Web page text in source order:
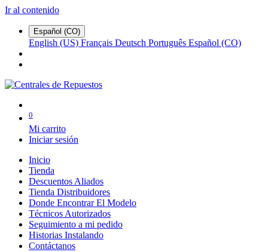
Ir al contenido
Español (CO)
English (US) Français Deutsch Português Español (CO)
0
Mi carrito
Iniciar sesión
Inicio
Tienda
Descuentos Aliados
Tienda Distribuidores
Donde Encontrar El Modelo
Técnicos Autorizados
Seguimiento a mi pedido
Historias Instalando
Contáctanos